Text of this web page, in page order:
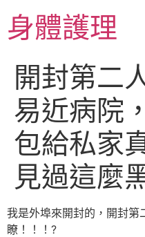
主身體護理
開封第二
易近病院
包給私家
見過這麼
我是外埠來開封的，開封第
瞭！！！?